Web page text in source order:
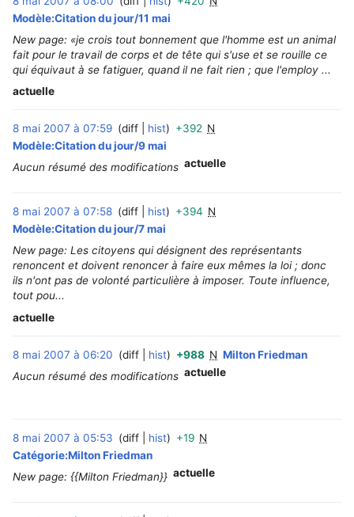
Modèle:Citation du jour/11 mai
New page: «je crois tout bonnement que l'homme est un animal
fait pour le travail de corps et de tête qui s'use et se rouille ce
qui équivaut à se fatiguer, quand il ne fait rien ; que l'employ ...
actuelle
8 mai 2007 à 07:59 diff hist +392 N
Modèle:Citation du jour/9 mai
Aucun résumé des modifications actuelle
8 mai 2007 à 07:58 diff hist +394 N
Modèle:Citation du jour/7 mai
New page: Les citoyens qui désignent des représentants
renoncent et doivent renoncer à faire eux mêmes la loi ; donc
ils n'ont pas de volonté particulière à imposer. Toute influence,
tout pou...
actuelle
8 mai 2007 à 06:20 diff hist +988 N Milton Friedman
Aucun résumé des modifications actuelle
8 mai 2007 à 05:53 diff hist +19 N
Catégorie:Milton Friedman
New page: {{Milton Friedman}} actuelle